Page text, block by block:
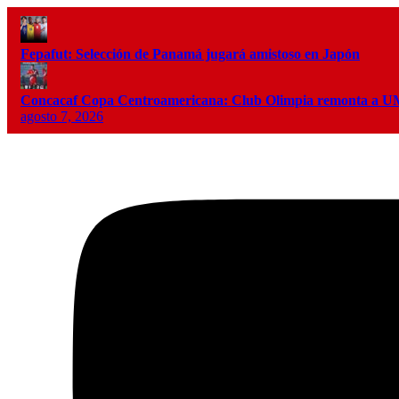
Fepafut: Selección de Panamá jugará amistoso en Japón
Concacaf Copa Centroamericana: Club Olimpia remonta a
agosto 7, 2026